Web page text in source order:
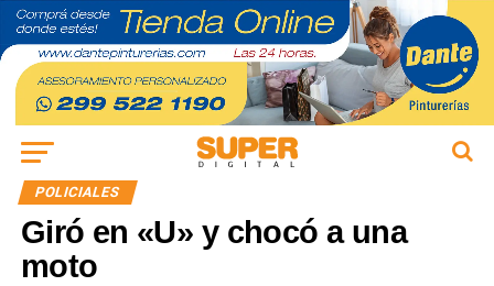
POLICIALES
Giró en «U» y chocó a una
moto